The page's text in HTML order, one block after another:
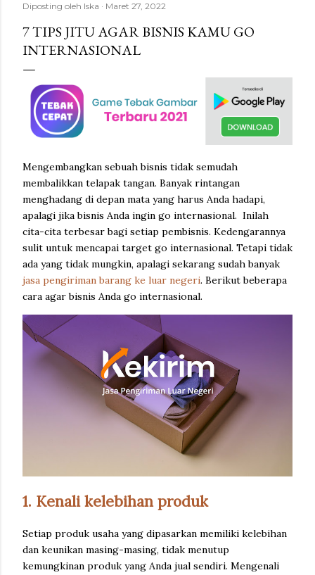
Diposting oleh Iska Maret 27, 2022
7 TIPS JITU AGAR BISNIS KAMU GO
INTERNASIONAL
Mengembangkan sebuah bisnis tidak semudah
membalikkan telapak tangan. Banyak rintangan
menghadang di depan mata yang harus Anda hadapi,
apalagi jika bisnis Anda ingin go internasional. Inilah
cita-cita terbesar bagi setiap pembisnis. Kedengarannya
sulit untuk mencapai target go internasional. Tetapi tidak
ada yang tidak mungkin, apalagi sekarang sudah banyak
jasa pengiriman barang ke luar negeri. Berikut beberapa
cara agar bisnis Anda go internasional.
1. Kenali kelebihan produk
Setiap produk usaha yang dipasarkan memiliki kelebihan
dan keunikan masing-masing, tidak menutup
kemungkinan produk yang Anda jual sendiri. Mengenali